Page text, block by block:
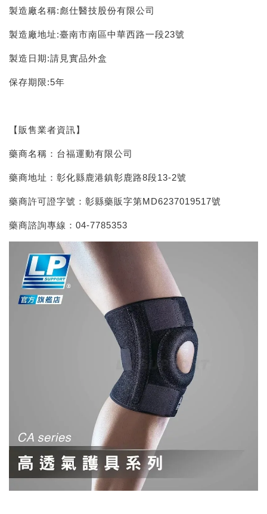
製造廠名稱:彪仕醫技股份有限公司
製造廠地址:臺南市南區中華西路一段23號
製造日期:請見實品外盒
保存期限:5年
【販售業者資訊】
藥商名稱：台福運動有限公司
藥商地址：彰化縣鹿港鎮彰鹿路8段13-2號
藥商許可證字號：彰縣藥販字第MD6237019517號
藥商諮詢專線：04-7785353